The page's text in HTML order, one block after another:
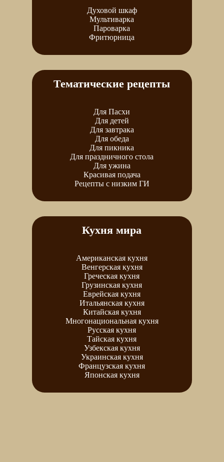
Духовой шкаф
Мультиварка
Пароварка
Фритюрница
Тематические рецепты
Для Пасхи
Для детей
Для завтрака
Для обеда
Для пикника
Для праздничного стола
Для ужина
Красивая подача
Рецепты с низким ГИ
Кухня мира
Американская кухня
Венгерская кухня
Греческая кухня
Грузинская кухня
Еврейская кухня
Итальянская кухня
Китайская кухня
Многонациональная кухня
Русская кухня
Тайская кухня
Узбекская кухня
Украинская кухня
Французская кухня
Японская кухня